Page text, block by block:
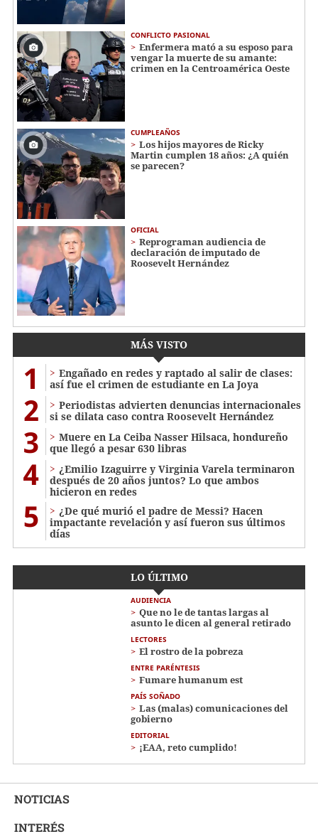
CONFLICTO PASIONAL
Enfermera mató a su esposo para
vengar la muerte de su amante:
crimen en la Centroamérica Oeste
CUMPLEAÑOS
Los hijos mayores de Ricky
Martin cumplen 18 años: ¿A quién
se parecen?
OFICIAL
Reprograman audiencia de
declaración de imputado de
Roosevelt Hernández
MÁS VISTO
1
Engañado en redes y raptado al salir de clases:
así fue el crimen de estudiante en La Joya
2
Periodistas advierten denuncias internacionales
si se dilata caso contra Roosevelt Hernández
3
Muere en La Ceiba Nasser Hilsaca, hondureño
que llegó a pesar 630 libras
4
¿Emilio Izaguirre y Virginia Varela terminaron
después de 20 años juntos? Lo que ambos
hicieron en redes
5
¿De qué murió el padre de Messi? Hacen
impactante revelación y así fueron sus últimos
días
LO ÚLTIMO
AUDIENCIA
Que no le de tantas largas al
asunto le dicen al general retirado
LECTORES
El rostro de la pobreza
ENTRE PARÉNTESIS
Fumare humanum est
PAÍS SOÑADO
Las (malas) comunicaciones del
gobierno
EDITORIAL
¡EAA, reto cumplido!
NOTICIAS
INTERÉS